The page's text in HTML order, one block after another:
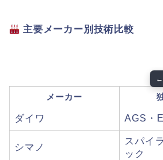
主要メーカー別技術比較
メーカー
ダイワ AGS・
シマノ
スパイ
ック